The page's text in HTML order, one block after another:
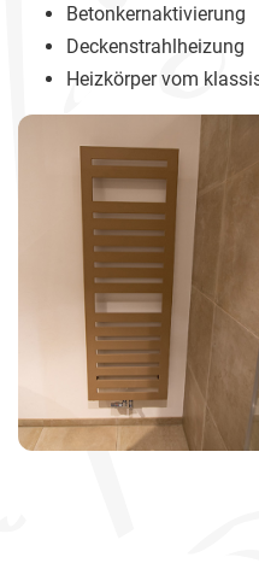
Betonkernaktivierung
Deckenstrahlheizung
Heizkörper vom